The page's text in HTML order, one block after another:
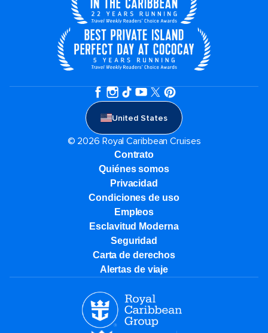
United States
© 2026 Royal Caribbean Cruises
Contrato
Quiénes somos
Privacidad
Condiciones de uso
Empleos
Esclavitud Moderna
Seguridad
Carta de derechos
Alertas de viaje